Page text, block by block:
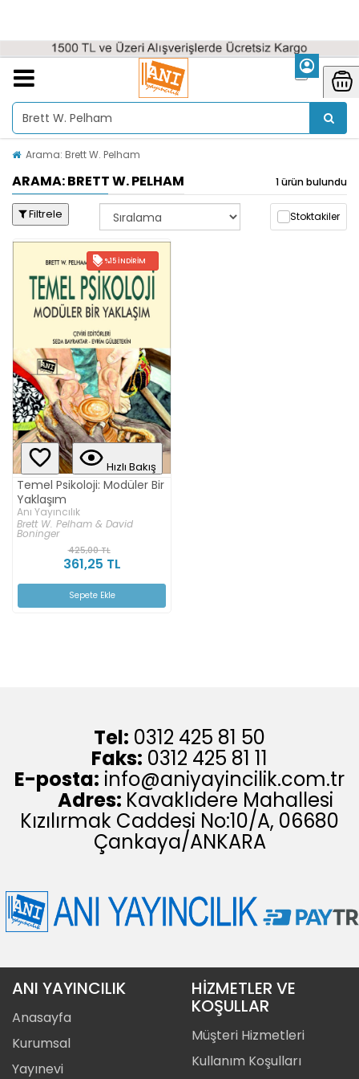
Arama: Brett W. Pelham
ARAMA: BRETT W. PELHAM 1 ürün bulundu
Filtrele Stoktakiler
%15 İNDIRIM
Hızlı Bakış
Temel Psikoloji: Modüler Bir
Yaklaşım
Anı Yayıncılık
Brett W. Pelham & David
Boninger
425,00 TL
361,25 TL
Sepete Ekle
Tel: 0312 425 81 50
Faks: 0312 425 81 11
E-posta: info@aniyayincilik.com.tr
Adres: Kavaklıdere Mahallesi
Kızılırmak Caddesi No:10/A, 06680
Çankaya/ANKARA
ANI YAYINCILIK
Anasayfa
Kurumsal
Yayınevi
HİZMETLER VE
KOŞULLAR
Müşteri Hizmetleri
Kullanım Koşulları